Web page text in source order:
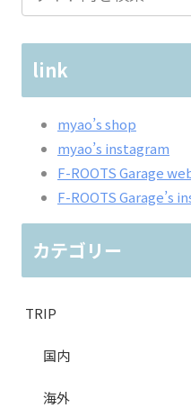
link
myao’s shop
myao’s instagram
F-ROOTS Garage
F-ROOTS Garage’s
カテゴリー
TRIP
国内
海外